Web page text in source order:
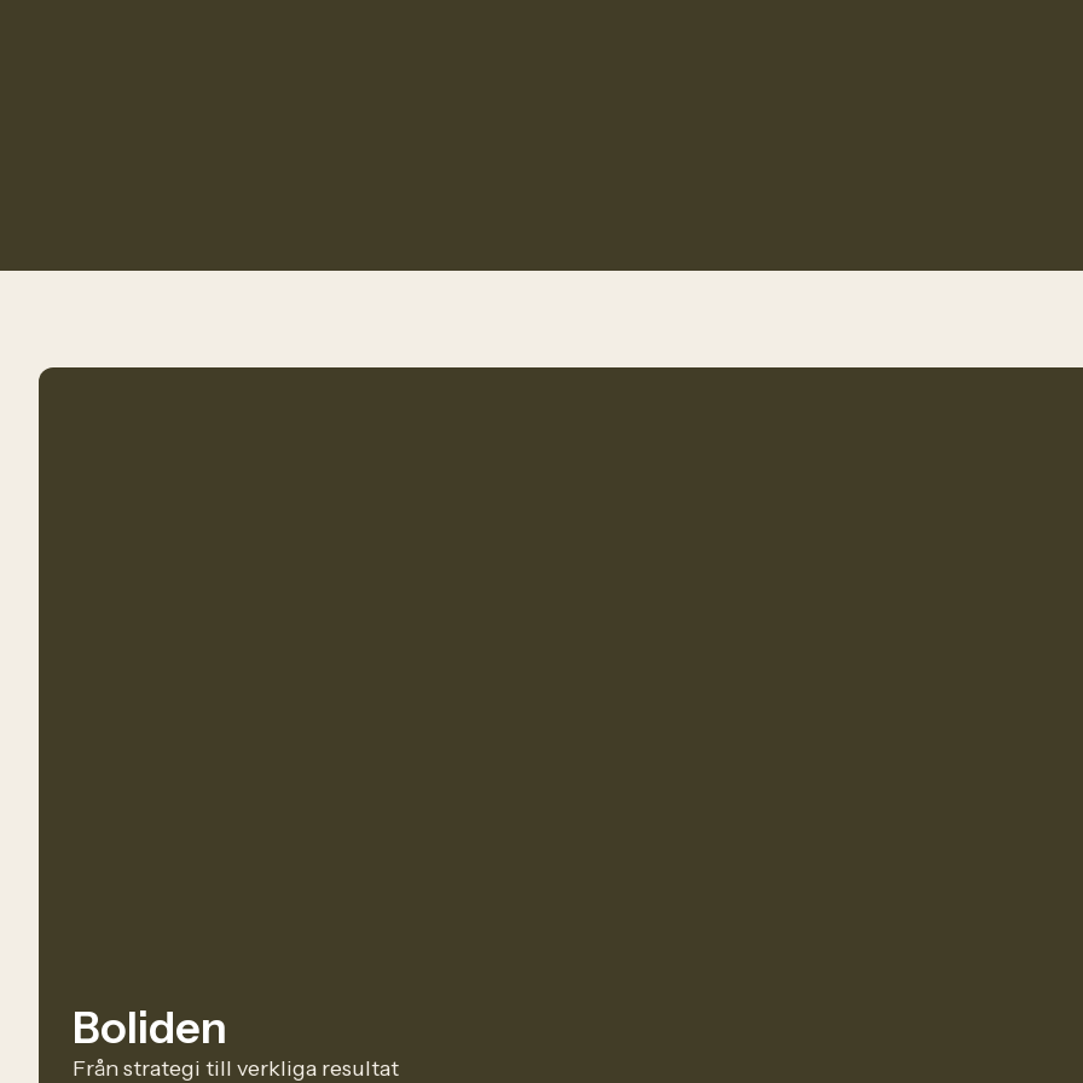
Boliden
Från strategi till verkliga resultat